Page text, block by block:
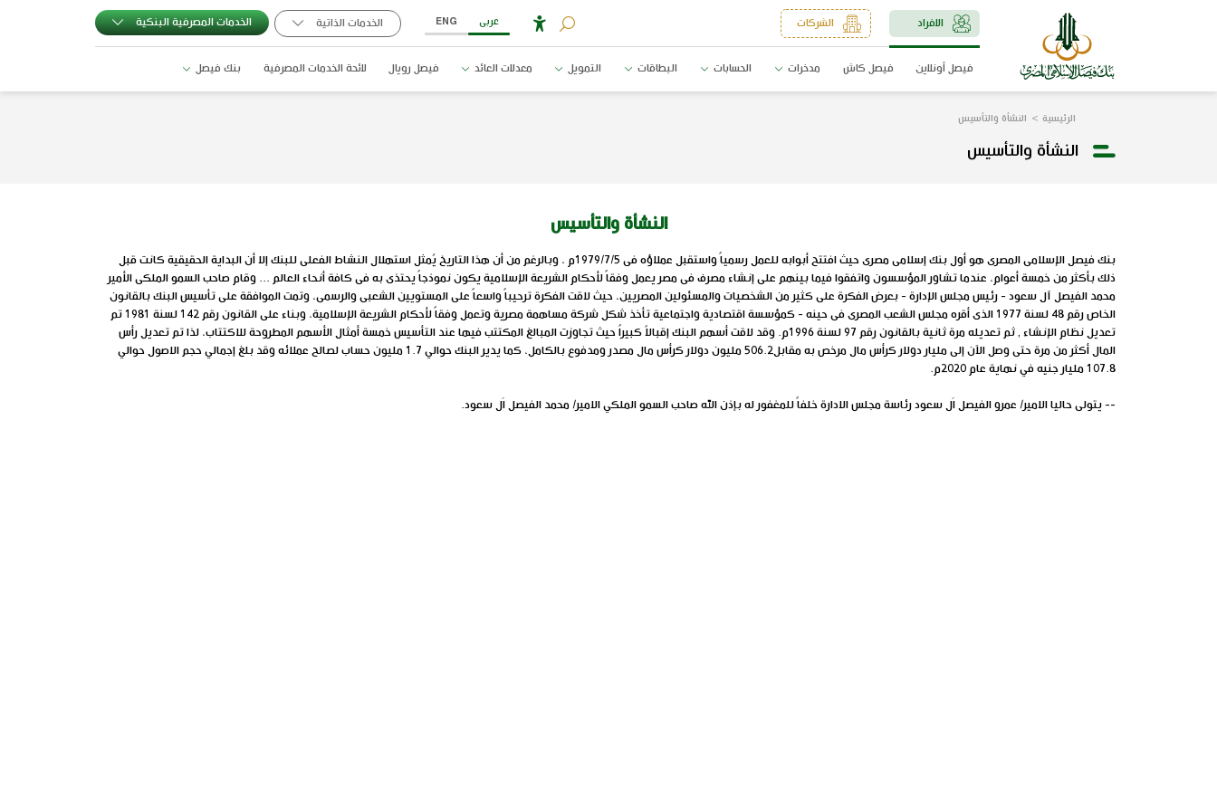
الافراد الشركات عربى ENG الخدمات الذاتية الخدمات المصرفية البنكية
فيصل أونلاين فيصل كاش مدخرات الحسابات البطاقات التمويل معدلات العائد فيصل رويال لائحة الخدمات المصرفية بنك فيصل
الرئيسية النشأة والتأسيس
النشأة والتأسيس
النشأة والتأسيس
بنك فيصل الإسلامى المصرى هو أول بنك إسلامى مصرى حيث افتتح أبوابه للعمل رسمياً واستقبل عملاؤه فى 1979/7/5م ، وبالرغم من أن هذا التاريخ يُمثل استهلال النشاط الفعلى للبنك إلا أن البداية الحقيقية كانت قبل
ذلك بأكثر من خمسة أعوام، عندما تشاور المؤسسون واتفقوا فيما بينهم على إنشاء مصرف فى مصر يعمل وفقاً لأحكام الشريعة الإسلامية يكون نموذجاً يحتذى به فى كافة أنحاء العالم ... وقام صاحب السمو الملكى الأمير
محمد الفيصل آل سعود - رئيس مجلس الإدارة - بعرض الفكرة على كثير من الشخصيات والمسئولين المصريين، حيث لاقت الفكرة ترحيباً واسعاً على المستويين الشعبى والرسمى، وتمت الموافقة على تأسيس البنك بالقانون
الخاص رقم 48 لسنة 1977 الذى أقره مجلس الشعب المصرى فى حينه - كمؤسسة اقتصادية واجتماعية تأخذ شكل شركة مساهمة مصرية وتعمل وفقاً لأحكام الشريعة الإسلامية، وبناء على القانون رقم 142 لسنة 1981 تم
تعديل نظام الإنشاء , ثم تعديله مرة ثانية بالقانون رقم 97 لسنة 1996م. وقد لاقت أسهم البنك إقبالاً كبيراً حيث تجاوزت المبالغ المكتتب فيها عند التأسيس خمسة أمثال الأسهم المطروحة للاكتتاب، لذا تم تعديل رأس
المال أكثر من مرة حتى وصل الآن إلى مليار دولار كرأس مال مرخص به مقابل506.2 مليون دولار كرأس مال مصدر ومدفوع بالكامل، كما يدير البنك حوالي 1.7 مليون حساب لصالح عملائه وقد بلغ إجمالي حجم الاصول حوالي
107.8 مليار جنيه في نهاية عام 2020م.
-- يتولى حاليا الامير/ عمرو الفيصل اَل سعود رئاسة مجلس الادارة خلفاً للمغفور له بإذن الله صاحب السمو الملكي الامير/ محمد الفيصل اَل سعود.